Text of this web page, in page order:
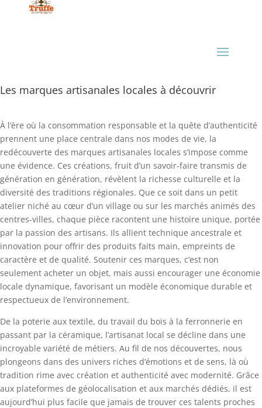
Les marques artisanales locales à découvrir
À l’ère où la consommation responsable et la quête d’authenticité
prennent une place centrale dans nos modes de vie, la
redécouverte des marques artisanales locales s’impose comme
une évidence. Ces créations, fruit d’un savoir-faire transmis de
génération en génération, révèlent la richesse culturelle et la
diversité des traditions régionales. Que ce soit dans un petit
atelier niché au cœur d’un village ou sur les marchés animés des
centres-villes, chaque pièce racontent une histoire unique, portée
par la passion des artisans. Ils allient technique ancestrale et
innovation pour offrir des produits faits main, empreints de
caractère et de qualité. Soutenir ces marques, c’est non
seulement acheter un objet, mais aussi encourager une économie
locale dynamique, favorisant un modèle économique durable et
respectueux de l’environnement.
De la poterie aux textile, du travail du bois à la ferronnerie en
passant par la céramique, l’artisanat local se décline dans une
incroyable variété de métiers. Au fil de nos découvertes, nous
plongeons dans des univers riches d’émotions et de sens, là où
tradition rime avec création et authenticité avec modernité. Grâce
aux plateformes de géolocalisation et aux marchés dédiés, il est
aujourd’hui plus facile que jamais de trouver ces talents proches